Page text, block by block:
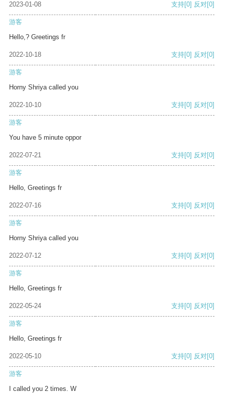
2023-01-08 支持[0] 反对[0]
游客
Hello,? Greetings fr
2022-10-18 支持[0] 反对[0]
游客
Horny Shriya called you
2022-10-10 支持[0] 反对[0]
游客
You have 5 minute oppor
2022-07-21 支持[0] 反对[0]
游客
Hello, Greetings fr
2022-07-16 支持[0] 反对[0]
游客
Horny Shriya called you
2022-07-12 支持[0] 反对[0]
游客
Hello, Greetings fr
2022-05-24 支持[0] 反对[0]
游客
Hello, Greetings fr
2022-05-10 支持[0] 反对[0]
游客
I called you 2 times. W